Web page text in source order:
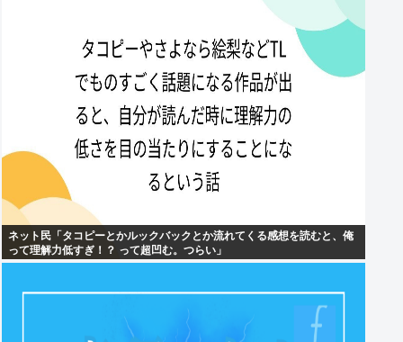
ネット民「タコピーとかルックバックとか流れてくる感想を読むと、俺
って理解力低すぎ！？ って超凹む。つらい」